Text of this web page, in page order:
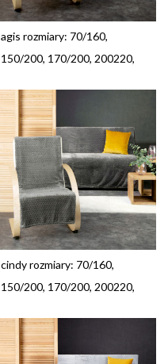
agis rozmiary: 70/160,
150/200, 170/200, 200220,
cindy rozmiary: 70/160,
150/200, 170/200, 200220,